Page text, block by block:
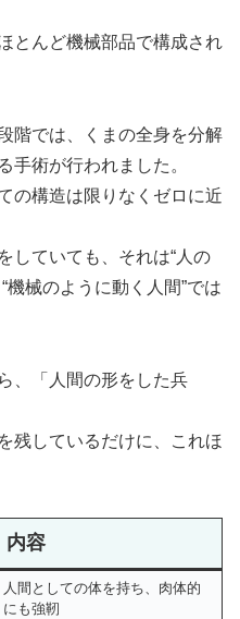
とんど機械部品で構成され
階では、くまの全身を分解
手術が行われました。
の構造は限りなくゼロに近
していても、それは“人の
機械のように動く人間”では
、「人間の形をした兵
残しているだけに、これほ
内容
人間としての体を持ち、肉体的
にも強靭